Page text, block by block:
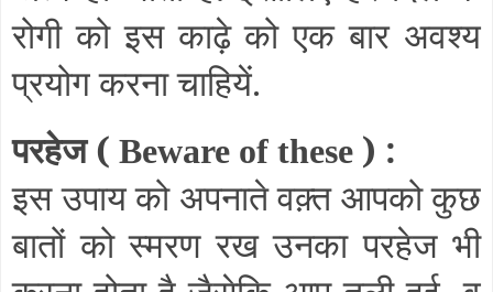
रोगी को इस काढ़े को एक बार अवश्य
प्रयोग करना चाहियें.
परहेज ( Beware of these ) :
इस उपाय को अपनाते वक़्त आपको कुछ
बातों को स्मरण रख उनका परहेज भी